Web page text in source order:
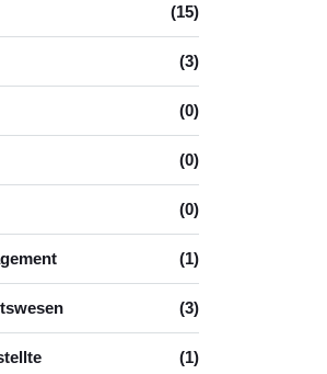
(15)
(3)
(0)
(0)
(0)
(1)
(3)
(1)